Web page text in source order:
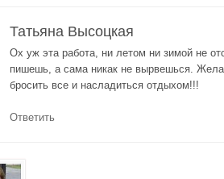
Татьяна Высоцкая
Ох уж эта работа, ни летом ни зимой не
пишешь, а сама никак не вырвешься.
бросить все и насладиться отдыхом!!!
Ответить